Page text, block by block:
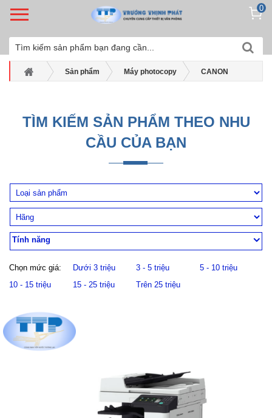
0
Sản phẩm Máy photocopy CANON
Máy photocopy Canon IR2645i
TÌM KIẾM SẢN PHẨM THEO NHU
CẦU CỦA BẠN
Tính năng
Chọn mức giá: Dưới 3 triệu 3 - 5 triệu
5 - 10 triệu
10 - 15 triệu
15 - 25 triệu Trên 25 triệu